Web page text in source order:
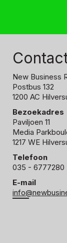
New Business
Postbus 132
1200 AC
Bezoekadres
Paviljoen 11
Media
1217 WE
Telefoon
035 - 6777280
E-mail